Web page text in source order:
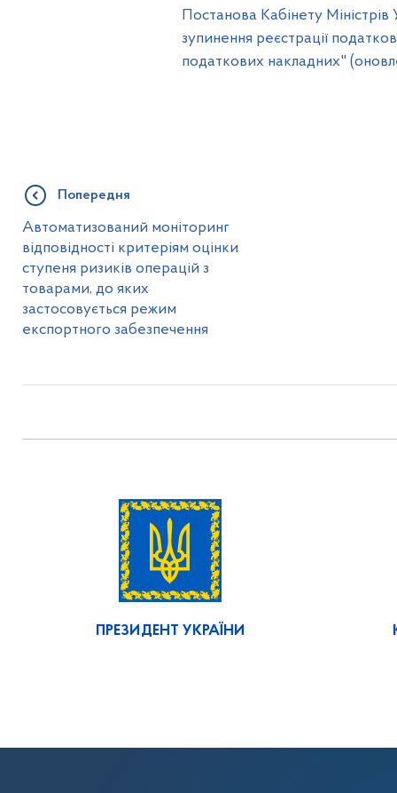
Постанова Кабінету
зупинення реєстрації
податкових накладних"
Попередня
Автоматизований моніторинг
відповідності критеріям оцінки
ступеня ризиків операцій з
товарами, до яких
застосовується режим
експортного забезпечення
ПРЕЗИДЕНТ УКРАЇНИ